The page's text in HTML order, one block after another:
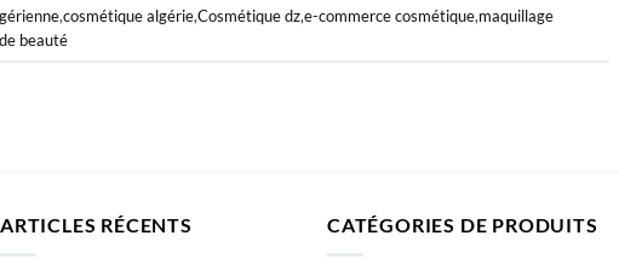
,cosmétique algérie,Cosmétique dz,e-commerce cosmétique,maquillage
beauté
ARTICLES RÉCENTS CATÉGORIES DE PRODUITS